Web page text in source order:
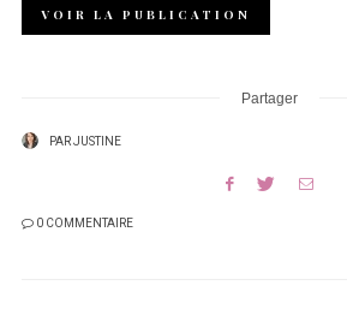
VOIR LA PUBLICATION
Partager
PARJUSTINE
0 COMMENTAIRE